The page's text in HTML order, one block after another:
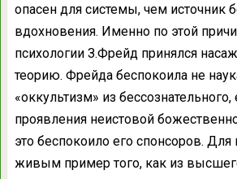
опасен для системы, чем источник
вдохновения. Именно по этой
психологии З.Фрейд принялся
теорию. Фрейда беспокоила не
«оккультизм» из
проявления неистовой
это беспокоило его спонсоров.
живым пример того, как из